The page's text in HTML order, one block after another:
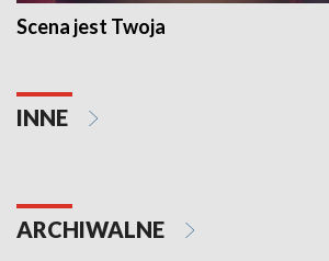
Scena jest Twoja
INNE
ARCHIWALNE